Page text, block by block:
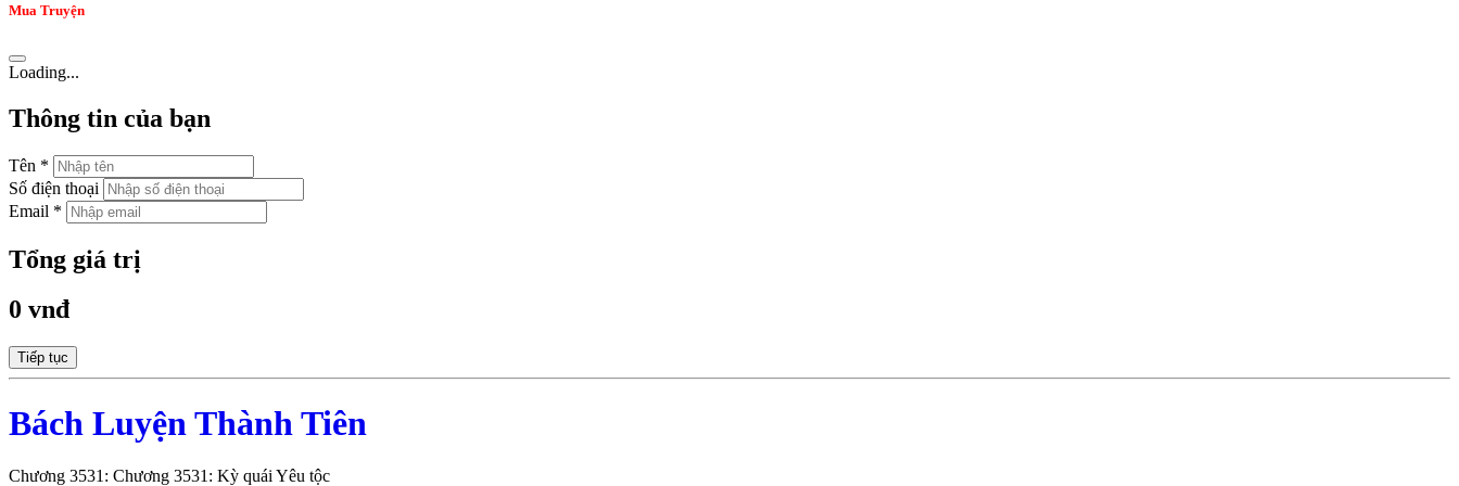
Mua Truyện
Loading...
Thông tin của bạn
Tên *
Số điện thoại
Email *
Tổng giá trị
0 vnđ
Tiếp tục
Bách Luyện Thành Tiên
Chương 3531: Chương 3531: Kỳ quái Yêu tộc